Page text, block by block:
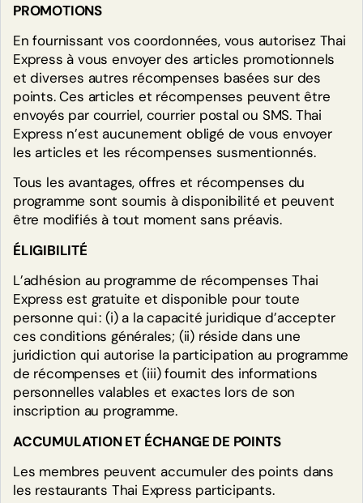
des offres exclusives à ne pas manquer!
EXPLORER LES RÉCOMPENSES
Nos avantages:
Offre de bienvenue
Obtenez 50 points lorsque vous vous inscrivez en ligne
(n’oubliez pas d’indiquer votre date de naissance!)
Gagner des points
Gagnez 1 point pour chaque dollar dépensé en
restaurant, en ligne ou dans l’application. Chaque fois
que vous accumulez 75 points, ceux-ci sont convertis
automatiquement en une réduction de 5 $ sur votre
prochaine commande!
Célébrez votre anniversaire
Avec les récompenses Thaï Express, obtenez 10 $ de
réduction pendant le mois de votre anniversaire; une
autre façon de profiter encore plus de Thaï Express!
Offres spéciales
Abonnez-vous aux courriels ou aux messages textes afin
gagner des points supplémentaires sur vos achats.
PROMOTIONS
En fournissant vos coordonnées, vous autorisez Thai
Express à vous envoyer des articles promotionnels
et diverses autres récompenses basées sur des
points. Ces articles et récompenses peuvent être
envoyés par courriel, courrier postal ou SMS. Thai
Express n’est aucunement obligé de vous envoyer
les articles et les récompenses susmentionnés.
Tous les avantages, offres et récompenses du
programme sont soumis à disponibilité et peuvent
être modifiés à tout moment sans préavis.
ÉLIGIBILITÉ
L’adhésion au programme de récompenses Thai
Express est gratuite et disponible pour toute
personne qui : (i) a la capacité juridique d’accepter
ces conditions générales; (ii) réside dans une
juridiction qui autorise la participation au programme
de récompenses et (iii) fournit des informations
personnelles valables et exactes lors de son
inscription au programme.
ACCUMULATION ET ÉCHANGE DE POINTS
Les membres peuvent accumuler des points dans
les restaurants Thai Express participants.